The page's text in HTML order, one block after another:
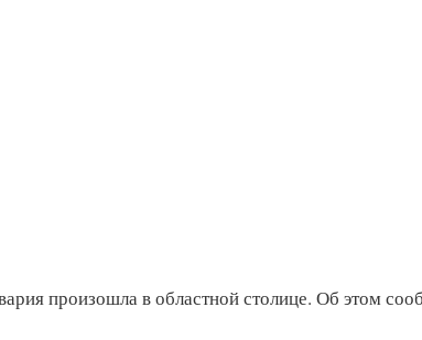
произошла в областной столице. Об этом